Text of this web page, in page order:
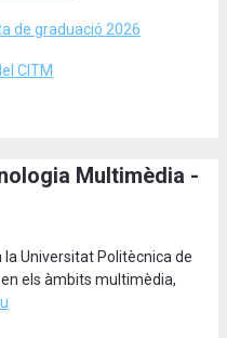
de graduació 2026
CITM
Multimèdia -
la Universitat Politècnica de
els àmbits multimèdia,